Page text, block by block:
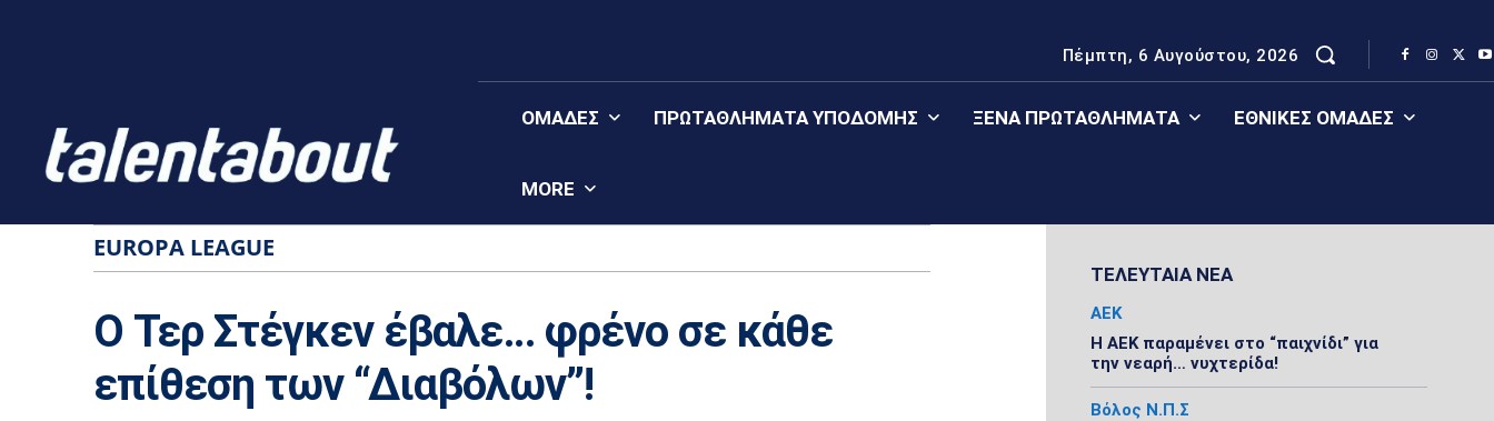
Πέμπτη, 6 Αυγούστου, 2026
ΟΜΆΔΕΣ ΠΡΩΤΑΘΛΉΜΑΤΑ YΠΟΔΟΜΉΣ ΞΈΝΑ ΠΡΩΤΑΘΛΉΜΑΤΑ ΕΘΝΙΚΈΣ ΟΜΆΔΕΣ
MORE
EUROPA LEAGUE
Ο Τερ Στέγκεν έβαλε… φρένο σε κάθε
επίθεση των “Διαβόλων”!
ΤΕΛΕΥΤΑΙΑ ΝΕΑ
ΑΕΚ
Η ΑΕΚ παραμένει στο “παιχνίδι” για
την νεαρή… νυχτερίδα!
Βόλος Ν.Π.Σ